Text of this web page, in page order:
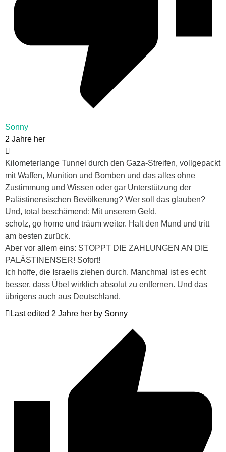
Sonny
2 Jahre her
Kilometerlange Tunnel durch den Gaza-Streifen, vollgepackt
mit Waffen, Munition und Bomben und das alles ohne
Zustimmung und Wissen oder gar Unterstützung der
Palästinensischen Bevölkerung? Wer soll das glauben?
Und, total beschämend: Mit unserem Geld.
scholz, go home und träum weiter. Halt den Mund und tritt
am besten zurück.
Aber vor allem eins: STOPPT DIE ZAHLUNGEN AN DIE
PALÄSTINENSER! Sofort!
Ich hoffe, die Israelis ziehen durch. Manchmal ist es echt
besser, dass Übel wirklich absolut zu entfernen. Und das
übrigens auch aus Deutschland.
Last edited 2 Jahre her by Sonny